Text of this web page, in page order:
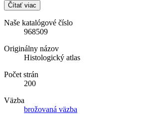
Čítať viac
Naše katalógové číslo
968509
Originálny názov
Histologický atlas
Počet strán
200
Väzba
brožovaná väzba